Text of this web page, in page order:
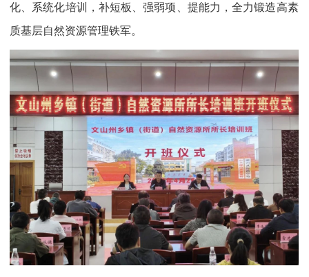
化、系统化培训，补短板、强弱项、提能力，全力锻造高素
质基层自然资源管理铁军。